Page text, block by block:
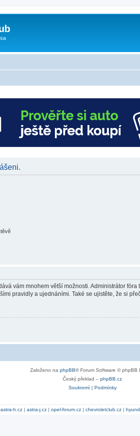
vám mnohem větší možnosti. Administrátor
pravidly a ujednáními. Také se ujistěte, že si
Založeno na phpBB® Forum Software © phpBB
Český překlad – phpBB.cz
Soukromí| Podmínky
h.cz | astra-j.cz | opel-forum.cz | chevroletclub.cz |